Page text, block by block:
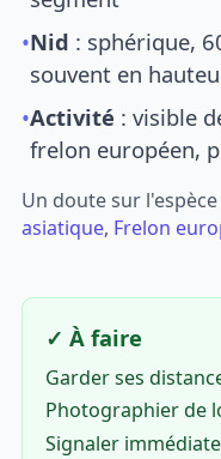
•Nid : sphérique,
souvent en
•Activité : visible
frelon européen,
Un doute sur
asiatique, Frelon
✓ À faire
Garder ses
Photographier de
Signaler